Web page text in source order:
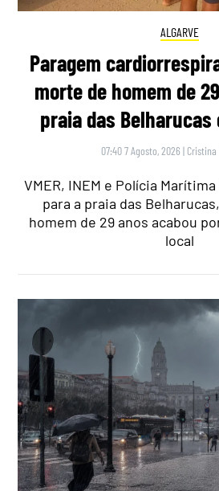
ALGARVE
Paragem
morte de homem de
praia das
07:40 7 Agosto, 2026 | Cristina
VMER, INEM e Polícia
para a praia das
homem de 29 anos acabou
local